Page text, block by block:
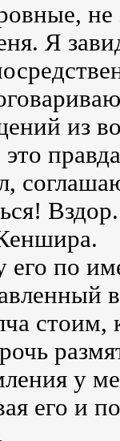
Я
из
его по
стоим,
у
его и